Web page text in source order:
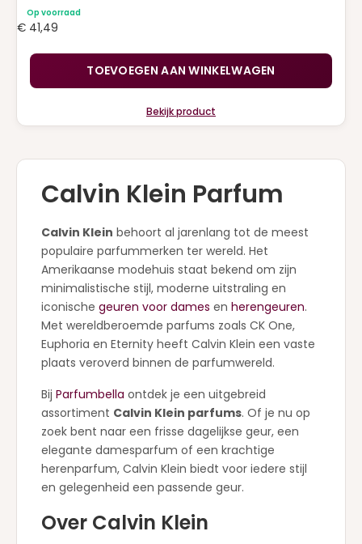
Op voorraad
€ 41,49
TOEVOEGEN AAN WINKELWAGEN
Bekijk product
Calvin Klein Parfum
Calvin Klein behoort al jarenlang tot de meest
populaire parfummerken ter wereld. Het
Amerikaanse modehuis staat bekend om zijn
minimalistische stijl, moderne uitstraling en
iconische geuren voor dames en herengeuren.
Met wereldberoemde parfums zoals CK One,
Euphoria en Eternity heeft Calvin Klein een vaste
plaats veroverd binnen de parfumwereld.
Bij Parfumbella ontdek je een uitgebreid
assortiment Calvin Klein parfums. Of je nu op
zoek bent naar een frisse dagelijkse geur, een
elegante damesparfum of een krachtige
herenparfum, Calvin Klein biedt voor iedere stijl
en gelegenheid een passende geur.
Over Calvin Klein